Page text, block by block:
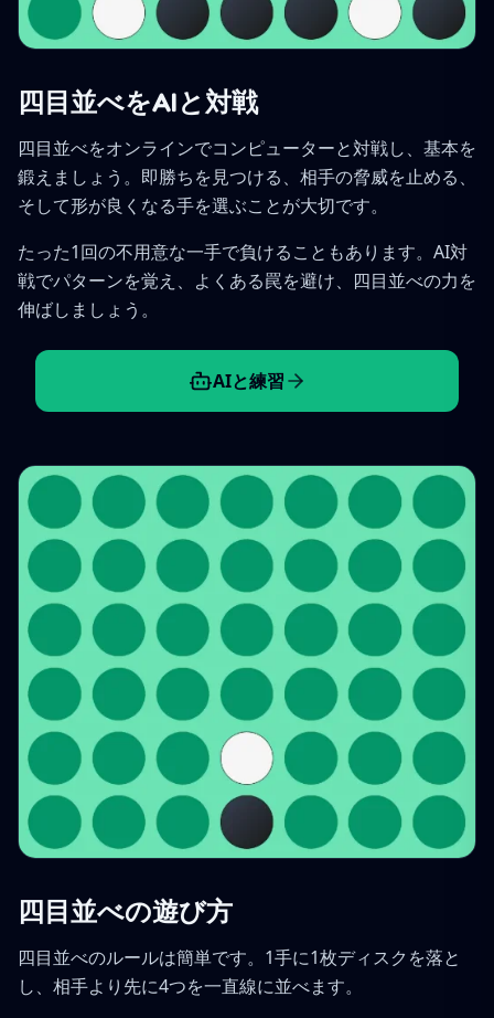
四目並べをAIと対戦
四目並べをオンラインでコンピューターと対戦し、基本を
鍛えましょう。即勝ちを見つける、相手の脅威を止める、
そして形が良くなる手を選ぶことが大切です。
たった1回の不用意な一手で負けることもあります。AI対
戦でパターンを覚え、よくある罠を避け、四目並べの力を
伸ばしましょう。
AIと練習
四目並べの遊び方
四目並べのルールは簡単です。1手に1枚ディスクを落と
し、相手より先に4つを一直線に並べます。